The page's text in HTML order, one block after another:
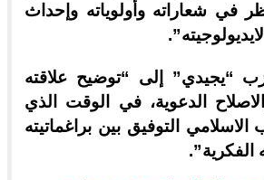
في شعاراته وأولوياته وإحداث
“يجيدي” إلى “توضيح علاقته
الدعوية، في الوقت الذي
التوفيق بين براغماتيته
الفكرية”.